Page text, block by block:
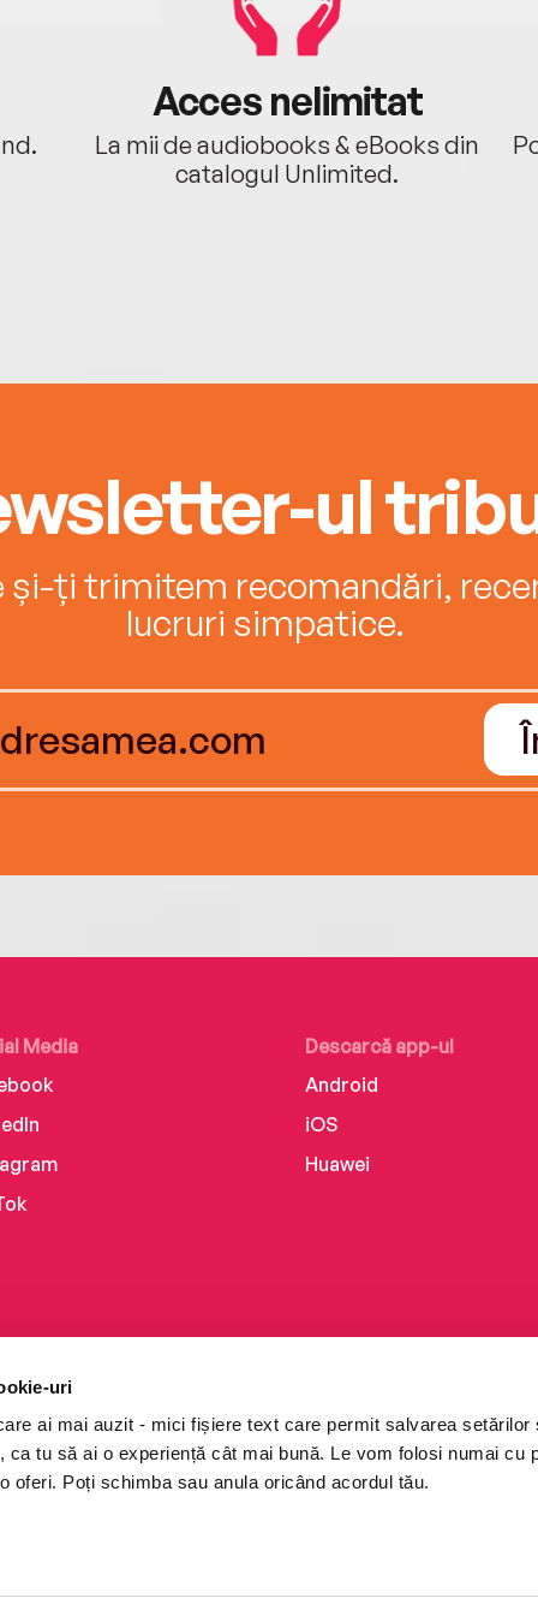
uri
ai mai auzit - mici fișiere text care permit salvarea setărilor
ca tu să ai o experiență cât mai bună. Le vom folosi numai cu
oferi. Poți schimba sau anula oricând acordul tău.
Acces nelimitat
La mii de audiobooks & eBooks din
catalogul Unlimited.
ul
și-ți trimitem recomandări,
lucruri simpatice.
Media
Descarcă app-ul
Android
iOS
Huawei